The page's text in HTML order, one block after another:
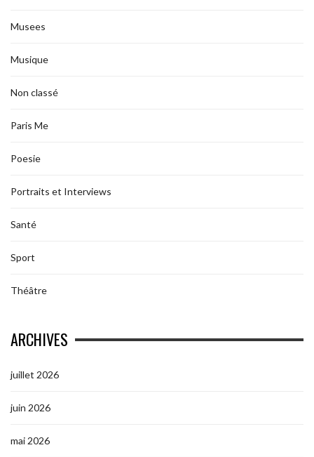
Musees
Musique
Non classé
Paris Me
Poesie
Portraits et Interviews
Santé
Sport
Théâtre
ARCHIVES
juillet 2026
juin 2026
mai 2026